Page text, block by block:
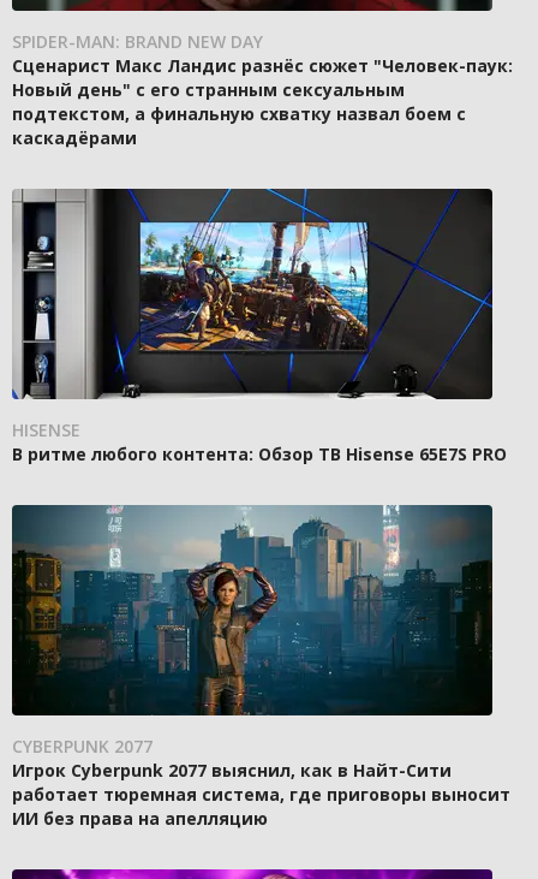
SPIDER-MAN: BRAND NEW DAY
Сценарист Макс Ландис разнёс сюжет "Человек-паук:
Новый день" с его странным сексуальным
подтекстом, а финальную схватку назвал боем с
каскадёрами
HISENSE
В ритме любого контента: Обзор ТВ Hisense 65E7S PRO
CYBERPUNK 2077
Игрок Cyberpunk 2077 выяснил, как в Найт-Сити
работает тюремная система, где приговоры выносит
ИИ без права на апелляцию